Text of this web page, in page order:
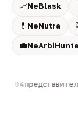
📈NeBlask
💊 NeNutra
💼
804